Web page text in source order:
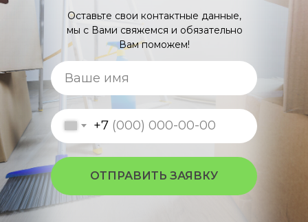
+7
ОТПРАВИТЬ ЗАЯВКУ
Оставьте свои контактные данные,
мы с Вами свяжемся и обязательно
Вам поможем!